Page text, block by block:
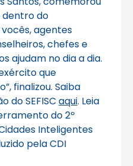
dentro do
agentes
chefes e
ajudam no dia a dia.
que
finalizou. Saiba
do SEFISC aqui. Leia
do 2º
Inteligentes
pela CDI